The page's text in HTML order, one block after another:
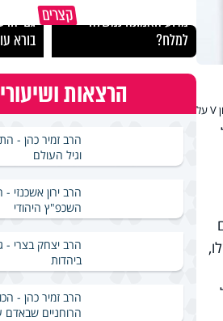
לשלומי בן חור לא חסר שום דבר בחיים. הוא בן 39, נשוי פלוס 3, מאחוריו שני תארים (תואר ראשון במדעי המחשב ותואר שני במנהל עסקים), וסימן המון V על
קצרים
מדוע האמונה נמשלה
למלח?
גם
בורא
הרצאות
הרב זמיר כהן -
וגיל העולם
הרב ירון אשכנזי -
השכפ"ץ היהודי
הרב יצחק בצרי -
ביהדות
הרב זמיר כהן -
הרוחניים שבאדם